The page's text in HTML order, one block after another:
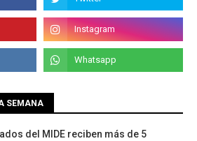
SEMANA
del MIDE reciben más de 5